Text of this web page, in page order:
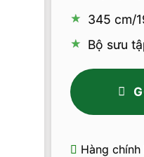
345 cm/
Bộ sưu
Hàng chính